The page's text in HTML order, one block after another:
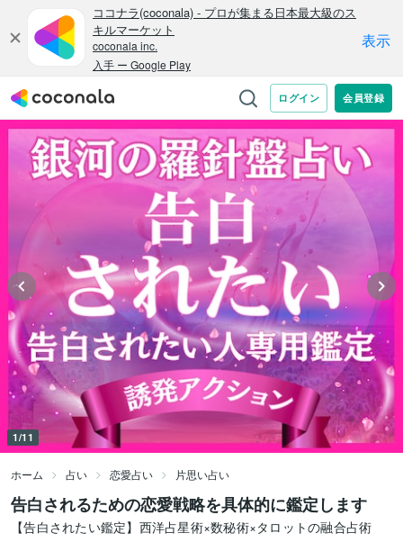
1/11
ホーム 占い 恋愛占い 片思い占い
告白されるための恋愛戦略を具体的に鑑定します
【告白されたい鑑定】西洋占星術×数秘術×タロットの融合占術